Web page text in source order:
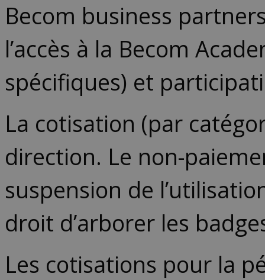
Becom business
l’accès à la Becom
spécifiques) et
La cotisation (par
direction. Le non-
suspension de
droit d’arborer les
Les cotisations pour la